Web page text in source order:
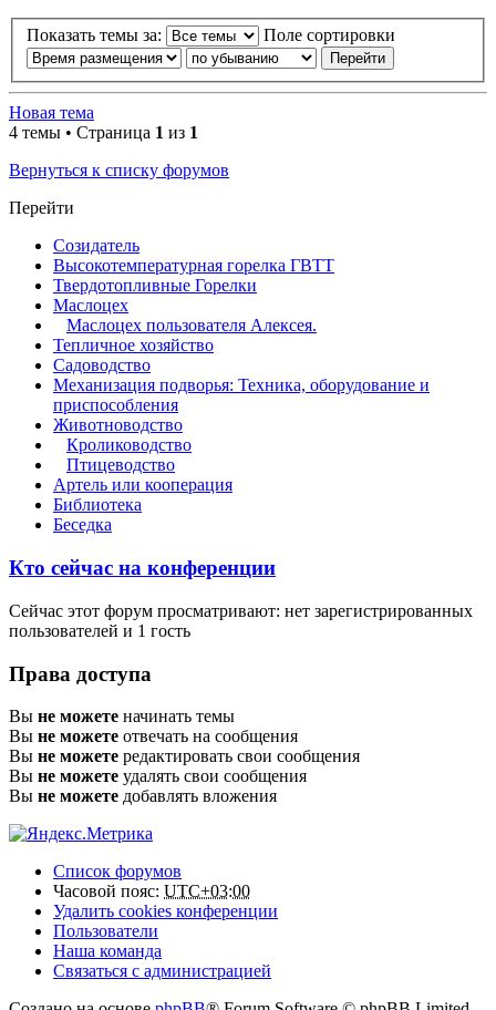
Показать темы за: Поле сортировки
Новая тема
4 темы • Страница 1 из 1
Вернуться к списку форумов
Перейти
Созидатель
Высокотемпературная горелка ГВТТ
Твердотопливные Горелки
Маслоцех
Маслоцех пользователя Алексея.
Тепличное хозяйство
Садоводство
Механизация подворья: Техника, оборудование и
приспособления
Животноводство
Кролиководство
Птицеводство
Артель или кооперация
Библиотека
Беседка
Кто сейчас на конференции
Сейчас этот форум просматривают: нет зарегистрированных
пользователей и 1 гость
Права доступа
Вы не можете начинать темы
Вы не можете отвечать на сообщения
Вы не можете редактировать свои сообщения
Вы не можете удалять свои сообщения
Вы не можете добавлять вложения
Список форумов
Часовой пояс: UTC+03:00
Удалить cookies конференции
Пользователи
Наша команда
Связаться с администрацией